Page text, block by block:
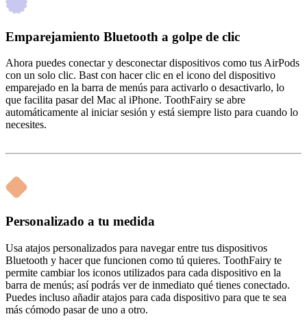
Emparejamiento Bluetooth a golpe de clic
Ahora puedes conectar y desconectar dispositivos como tus AirPods
con un solo clic. Bast con hacer clic en el icono del dispositivo
emparejado en la barra de menús para activarlo o desactivarlo, lo
que facilita pasar del Mac al iPhone. ToothFairy se abre
automáticamente al iniciar sesión y está siempre listo para cuando lo
necesites.
Personalizado a tu medida
Usa atajos personalizados para navegar entre tus dispositivos
Bluetooth y hacer que funcionen como tú quieres. ToothFairy te
permite cambiar los iconos utilizados para cada dispositivo en la
barra de menús; así podrás ver de inmediato qué tienes conectado.
Puedes incluso añadir atajos para cada dispositivo para que te sea
más cómodo pasar de uno a otro.